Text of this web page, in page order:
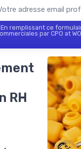
En remplissant ce
par CPO at
RH